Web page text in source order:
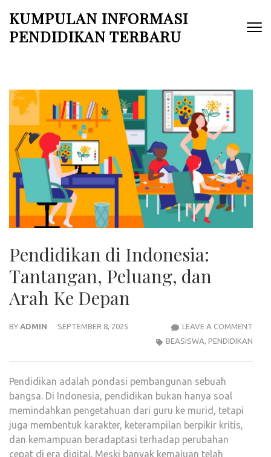
content
KUMPULAN INFORMASI
PENDIDIKAN TERBARU
Pendidikan di Indonesia:
Tantangan, Peluang, dan
Arah Ke Depan
BY ADMIN SEPTEMBER 8, 2025 LEAVE A COMMENT
BEASISWA, PENDIDIKAN
Pendidikan adalah pondasi pembangunan sebuah
bangsa. Di Indonesia, pendidikan bukan hanya soal
memindahkan pengetahuan dari guru ke murid, tetapi
juga membentuk karakter, keterampilan berpikir kritis,
dan kemampuan beradaptasi terhadap perubahan
cepat di era digital. Meski banyak kemajuan telah